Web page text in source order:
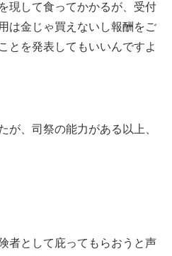
現して食ってかかるが、受付
は金じゃ買えないし報酬をご
とを発表してもいいんですよ
が、司祭の能力がある以上、
者として庇ってもらおうと声